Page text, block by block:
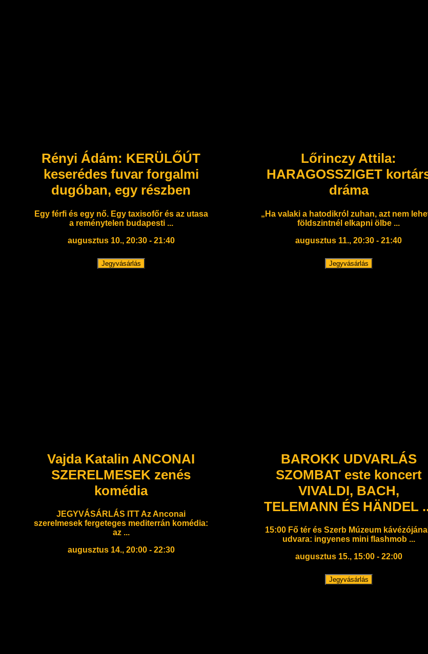
Rényi Ádám: KERÜLŐÚT
keserédes fuvar forgalmi
dugóban, egy részben
Egy férfi és egy nő. Egy taxisofőr és az utasa
a reménytelen budapesti ...
augusztus 10., 20:30 - 21:40
Jegyvásárlás
Lőrinczy Attila:
HARAGOSSZIGET
dráma
„Ha valaki a hatodikról zuhan, azt nem
földszintnél elkapni ölbe ...
augusztus 11., 20:30 - 21:40
Jegyvásárlás
Vajda Katalin ANCONAI
SZERELMESEK zenés
komédia
JEGYVÁSÁRLÁS ITT Az Anconai
szerelmesek fergeteges mediterrán komédia:
az ...
augusztus 14., 20:00 - 22:30
BAROKK UDVARLÁS
SZOMBAT este koncert
VIVALDI, BACH,
TELEMANN ÉS HÄNDEL
15:00 Fő tér és Szerb Múzeum
udvara: ingyenes mini flashmob ...
augusztus 15., 15:00 - 22:00
Jegyvásárlás